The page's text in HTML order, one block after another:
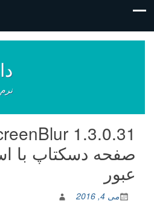
نوشته‌ها
صفحه دسکتاپ با
عبور
می 4, 2016